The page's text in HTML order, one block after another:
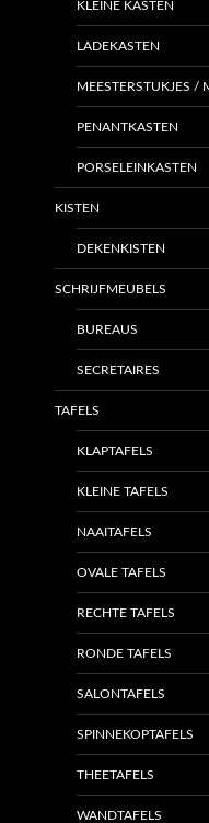
KLEINE KASTEN
LADEKASTEN
MEESTERSTUKJES /
PENANTKASTEN
PORSELEINKASTEN
KISTEN
DEKENKISTEN
SCHRIJFMEUBELS
BUREAUS
SECRETAIRES
TAFELS
KLAPTAFELS
KLEINE TAFELS
NAAITAFELS
OVALE TAFELS
RECHTE TAFELS
RONDE TAFELS
SALONTAFELS
SPINNEKOPTAFELS
THEETAFELS
WANDTAFELS